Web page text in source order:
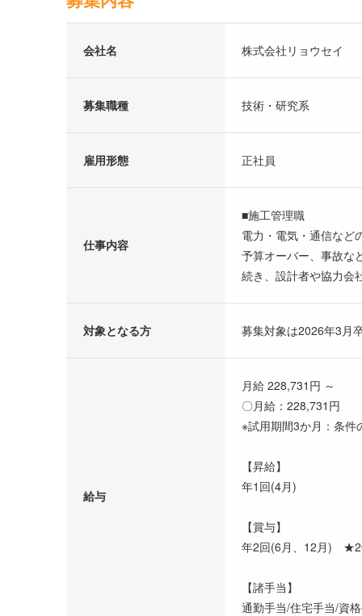
会社名 株式会社リョウセイ
募集職種 技術・研究系
雇用形態 正社員
仕事内容
■施工管理職
電力・電気・通信など
予算オーバー、事故な
続き、設計者や協力会
対象となる方 募集対象は2026年3月
給与
月給 228,731円 ～
〇月給：228,731円
※試用期間3か月：条件
【昇給】
年1回(4月)
【賞与】
年2回(6月、12月)
【諸手当】
通勤手当/住宅手当/資